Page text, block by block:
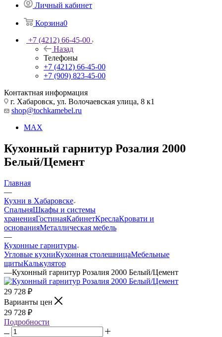
Личный кабинет
Корзина0
+7 (4212) 66-45-00
Назад
Телефоны
+7 (4212) 66-45-00
+7 (909) 823-45-00
Контактная информация
г. Хабаровск, ул. Волочаевская улица, 8 к1
shop@tochkamebel.ru
MAX
Кухонный гарнитур Розалия 2000
Белый/Цемент
Главная
—
Кухни в Хабаровске
СпальняШкафы и системы
храненияГостинаяКабинетКреслаКровати и
основанияМеталлическая мебель
—
Кухонные гарнитуры
Угловые кухниКухонная столешницаМебельные
щитыКалькулятор
—Кухонный гарнитур Розалия 2000 Белый/Цемент
29 728 ₽
Варианты цен
29 728 ₽
Подробности